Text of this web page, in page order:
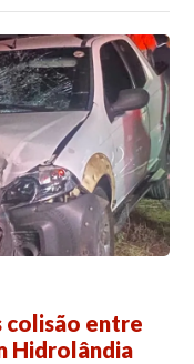
colisão entre
Hidrolândia